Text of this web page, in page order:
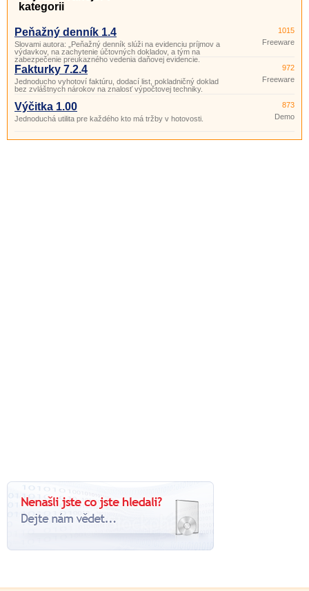
kategorii
Peňažný denník 1.4
Slovami autora: „Peňažný denník slúži na evidenciu príjmov a
výdavkov, na zachytenie účtovných dokladov, a tým na
zabezpečenie preukazného vedenia daňovej evidencie.
1015
Freeware
Fakturky 7.2.4
Jednoducho vyhotoví faktúru, dodací list, pokladničný doklad
bez zvláštnych nárokov na znalosť výpočtovej techniky.
972
Freeware
Výčitka 1.00
Jednoduchá utilita pre každého kto má tržby v hotovosti.
873
Demo